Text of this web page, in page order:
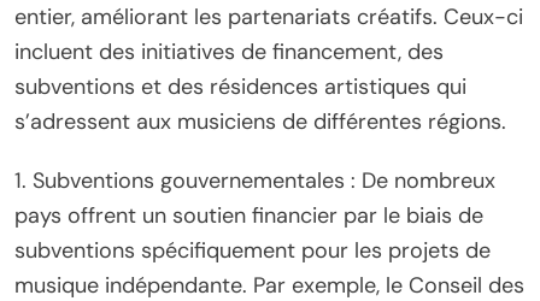
entier, améliorant les partenariats créatifs. Ceux-ci
incluent des initiatives de financement, des
subventions et des résidences artistiques qui
s’adressent aux musiciens de différentes régions.
1. Subventions gouvernementales : De nombreux
pays offrent un soutien financier par le biais de
subventions spécifiquement pour les projets de
musique indépendante. Par exemple, le Conseil des